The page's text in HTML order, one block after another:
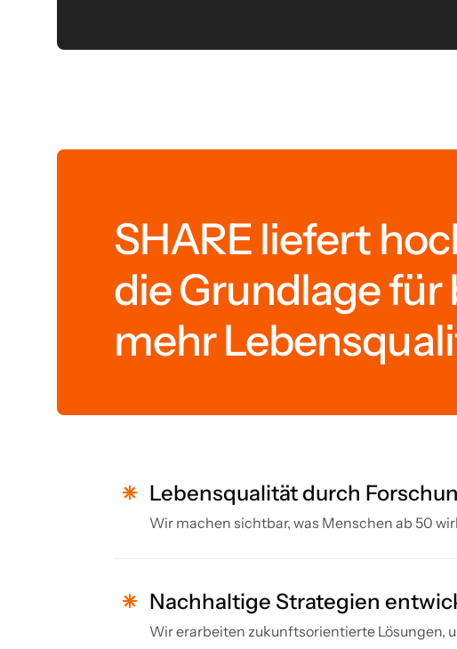
SHARE liefert
die Grundlage
mehr
Lebensqualität durch
Wir machen sichtbar, was Menschen ab 50
Nachhaltige Strategien
Wir erarbeiten zukunftsorientierte Lösungen,